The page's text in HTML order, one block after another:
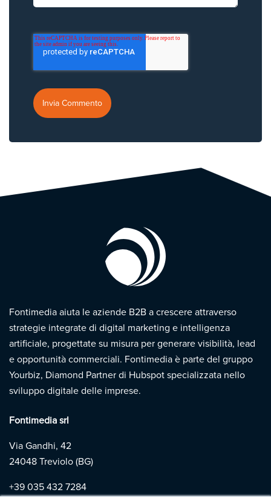
Fontimedia aiuta le aziende B2B a crescere attraverso
strategie integrate di digital marketing e intelligenza
artificiale, progettate su misura per generare visibilità, lead
e opportunità commerciali. Fontimedia è parte del gruppo
Yourbiz, Diamond Partner di Hubspot specializzata nello
sviluppo digitale delle imprese.
Fontimedia srl
Via Gandhi, 42
24048 Treviolo (BG)
+39 035 432 7284